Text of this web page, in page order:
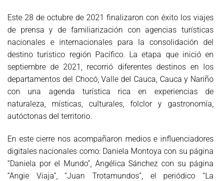
Este 28 de octubre de 2021 finalizaron con éxito los viajes
de prensa y de familiarización con agencias turísticas
nacionales e internacionales para la consolidación del
destino turístico región Pacífico. La etapa que inició en
septiembre de 2021, recorrió diferentes destinos en los
departamentos del Chocó, Valle del Cauca, Cauca y Nariño
con una agenda turística rica en experiencias de
naturaleza, místicas, culturales, folclor y gastronomía,
autóctonas del territorio.
En este cierre nos acompañaron medios e influenciadores
digitales nacionales como: Daniela Montoya con su página
“Daniela por el Mundo”, Angélica Sánchez con su página
“Angie Viaja”, “Juan Trotamundos”, el periódico “La